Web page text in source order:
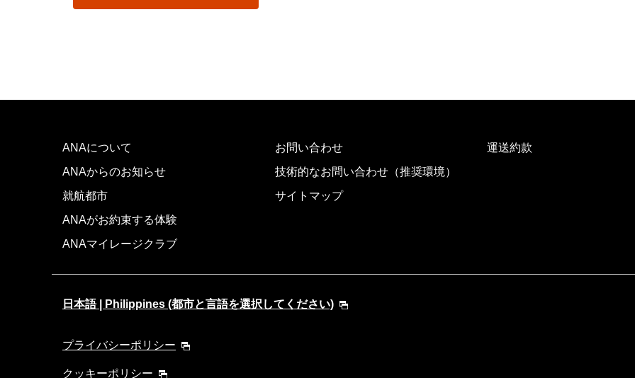
ANAについて
ANAからのお知らせ
就航都市
ANAがお約束する体験
ANAマイレージクラブ
お問い合わせ
技術的なお問い合わせ（推奨環境）
サイトマップ
運送約款
日本語 | Philippines (都市と言語を選択してください)
プライバシーポリシー
クッキーポリシー